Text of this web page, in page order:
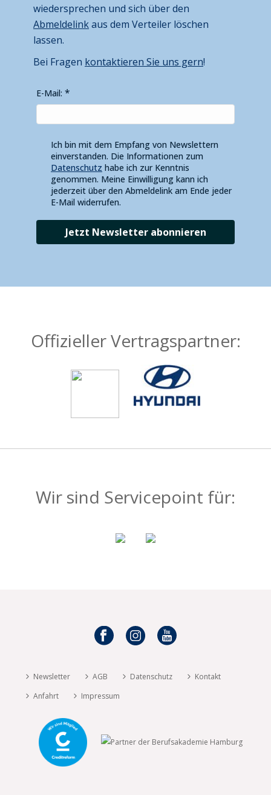
wiedersprechen und sich über den
Abmeldelinkaus dem Verteiler löschen
lassen.
Bei Fragen kontaktieren Sie uns gern!
E-Mail:
Ich bin mit dem Empfang von Newslettern
einverstanden. Die Informationen zum
Datenschutz habe ich zur Kenntnis
genommen. Meine Einwilligung kann ich
jederzeit über den Abmeldelink am Ende jeder
E-Mail widerrufen.
Jetzt Newsletter abonnieren
Offizieller Vertragspartner:
Wir sind Servicepoint für:
Newsletter AGB Datenschutz
Kontakt
Anfahrt
Impressum